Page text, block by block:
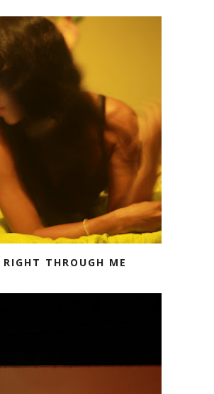
RIGHT THROUGH ME